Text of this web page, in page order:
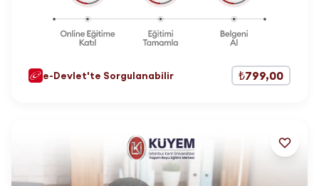
e-Devlet'te Sorgulanabilir ₺799,00